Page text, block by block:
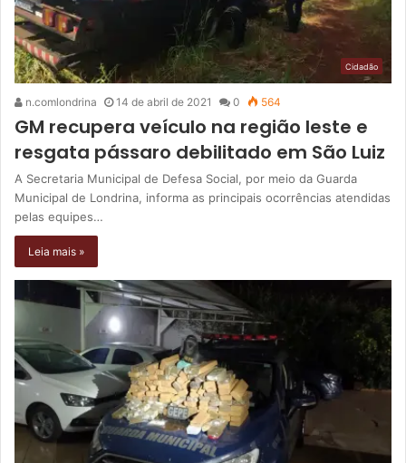
Cidadão
n.comlondrina 14 de abril de 2021 0 564
GM recupera veículo na região leste e
resgata pássaro debilitado em São Luiz
A Secretaria Municipal de Defesa Social, por meio da Guarda
Municipal de Londrina, informa as principais ocorrências atendidas
pelas equipes…
Leia mais »